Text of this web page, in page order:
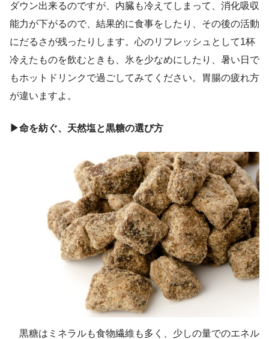
ダウン出来るのですが、内臓も冷えてしまって、消化吸収
能力が下がるので、結果的に食事をしたり、その後の活動
にだるさが残ったりします。心のリフレッシュとして1杯
冷えたものを飲むときも、氷を少なめにしたり、暑い日で
もホットドリンクで過ごしてみてください。胃腸の疲れ方
が違いますよ。
▶命を紡ぐ、天然塩と黒糖の選び方
黒糖はミネラルも食物繊維も多く、少しの量でのエネル